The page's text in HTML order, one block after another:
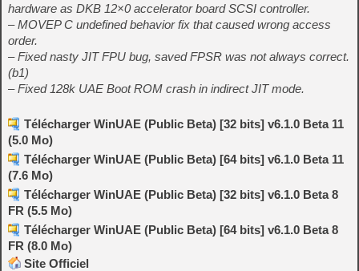
hardware as DKB 12×0 accelerator board SCSI controller.
– MOVEP C undefined behavior fix that caused wrong access
order.
– Fixed nasty JIT FPU bug, saved FPSR was not always correct.
(b1)
– Fixed 128k UAE Boot ROM crash in indirect JIT mode.
Télécharger WinUAE (Public Beta) [32 bits] v6.1.0 Beta 11
(5.0 Mo)
Télécharger WinUAE (Public Beta) [64 bits] v6.1.0 Beta 11
(7.6 Mo)
Télécharger WinUAE (Public Beta) [32 bits] v6.1.0 Beta 8
FR (5.5 Mo)
Télécharger WinUAE (Public Beta) [64 bits] v6.1.0 Beta 8
FR (8.0 Mo)
Site Officiel